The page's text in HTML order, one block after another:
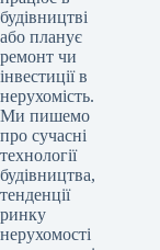
будівництві
або планує
ремонт чи
інвестиції в
нерухомість.
Ми пишемо
про сучасні
технології
будівництва,
тенденції
ринку
нерухомості